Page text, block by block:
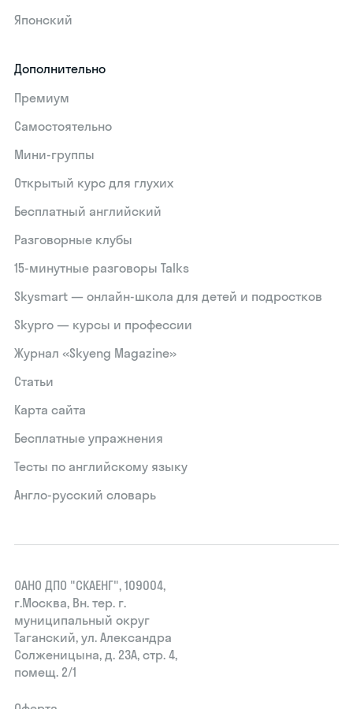
Японский
Дополнительно
Премиум
Самостоятельно
Мини-группы
Открытый курс для глухих
Бесплатный английский
Разговорные клубы
15‑минутные разговоры Talks
Skysmart — онлайн-школа для детей и подростков
Skypro — курсы и профессии
Журнал «Skyeng Magazine»
Статьи
Карта сайта
Бесплатные упражнения
Тесты по английскому языку
Англо-русский словарь
ОАНО ДПО "СКАЕНГ", 109004,
г.Москва, Вн. тер. г.
муниципальный округ
Таганский, ул. Александра
Солженицына, д. 23А, стр. 4,
помещ. 2/1